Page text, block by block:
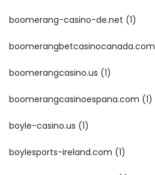
boomerang-casino-de.net (1)
boomerangbetcasinocanada.com
boomerangcasino.us (1)
boomerangcasinoespana.com (1)
boyle-casino.us (1)
boylesports-ireland.com (1)